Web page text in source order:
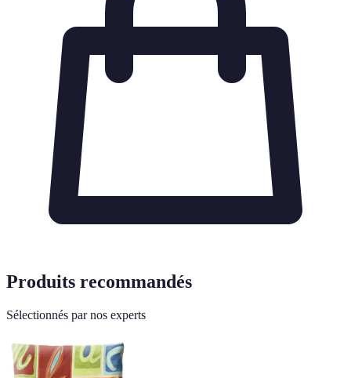
Produits recommandés
Sélectionnés par nos experts